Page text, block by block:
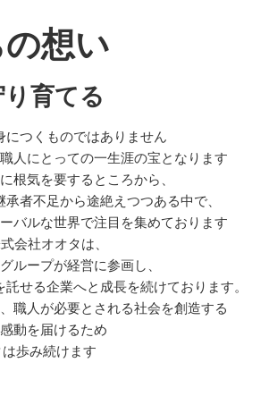
想い
育てる
つくものではありません
人にとっての一生涯の宝となります
根気を要するところから、
者不足から途絶えつつある中で、
バルな世界で注目を集めております
会社オオタは、
ループが経営に参画し、
せる企業へと成長を続けております。
職人が必要とされる社会を創造する
動を届けるため
歩み続けます